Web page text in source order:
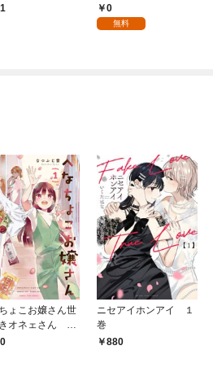
【白版】 1巻
0月創刊準備号(vol.01)
0
無料
ょこお嬢さん世
オネェさん １
ニセアイホンアイ １
巻
880